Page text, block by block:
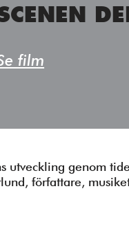
film
utveckling genom
författare,